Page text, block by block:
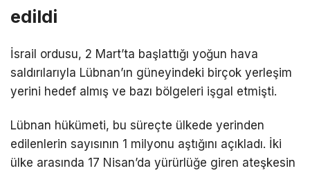
edildi
İsrail ordusu, 2 Mart’ta başlattığı yoğun hava
saldırılarıyla Lübnan’ın güneyindeki birçok yerleşim
yerini hedef almış ve bazı bölgeleri işgal etmişti.
Lübnan hükümeti, bu süreçte ülkede yerinden
edilenlerin sayısının 1 milyonu aştığını açıkladı. İki
ülke arasında 17 Nisan’da yürürlüğe giren ateşkesin